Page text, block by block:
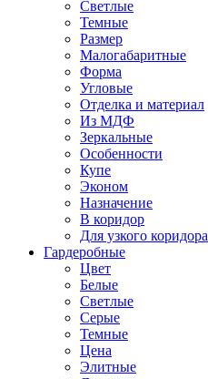
Светлые
Темные
Размер
Малогабаритные
Форма
Угловые
Отделка и материал
Из МДФ
Зеркальные
Особенности
Купе
Эконом
Назначение
В коридор
Для узкого коридора
Гардеробные
Цвет
Белые
Светлые
Серые
Темные
Цена
Элитные